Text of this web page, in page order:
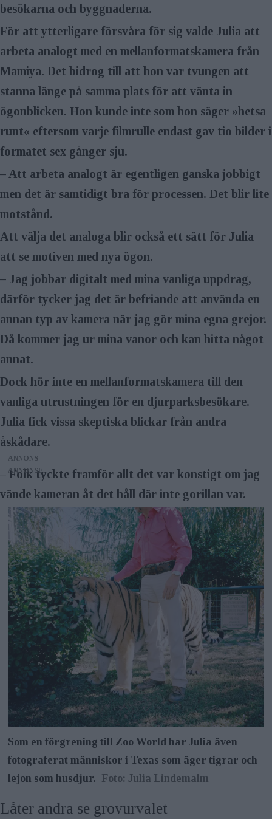
besökarna och byggnaderna.
För att ytterligare försvåra för sig valde Julia att
arbeta analogt med en mellanformatskamera från
Mamiya. Det bidrog till att hon var tvungen att
stanna länge på samma plats för att vänta in
ögonblicken. Hon kunde inte som hon säger »hetsa
runt« eftersom varje filmrulle endast gav tio bilder i
formatet sex gånger sju.
– Att arbeta analogt är egentligen ganska jobbigt
men det är samtidigt bra för processen. Det blir lite
motstånd.
Att välja det analoga blir också ett sätt för Julia
att se motiven med nya ögon.
– Jag jobbar digitalt med mina vanliga uppdrag,
därför tycker jag det är befriande att använda en
annan typ av kamera när jag gör mina egna grejor.
Då kommer jag ur mina vanor och kan hitta något
annat.
Dock hör inte en mellanformatskamera till den
vanliga utrustningen för en djurparksbesökare.
Julia fick vissa skeptiska blickar från andra
åskådare.
ANNONS
– Folk tyckte framför allt det var konstigt om jag
vände kameran åt det håll där inte gorillan var.
Som en förgrening till Zoo World har Julia även
fotograferat människor i Texas som äger tigrar och
lejon som husdjur. Foto: Julia Lindemalm
Låter andra se grovurvalet